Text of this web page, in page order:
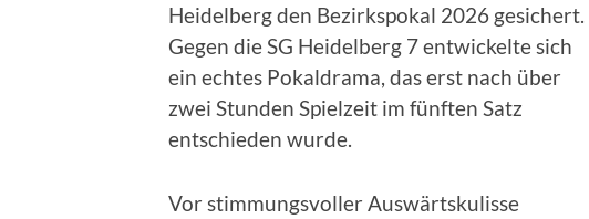
Heidelberg den Bezirkspokal 2026 gesichert.
Gegen die SG Heidelberg 7 entwickelte sich
ein echtes Pokaldrama, das erst nach über
zwei Stunden Spielzeit im fünften Satz
entschieden wurde.
Vor stimmungsvoller Auswärtskulisse